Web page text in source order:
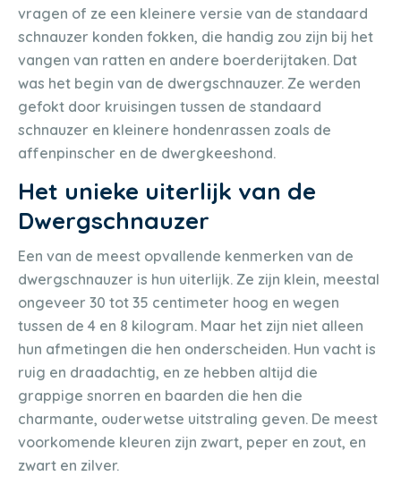
vragen of ze een kleinere versie van de standaard
schnauzer konden fokken, die handig zou zijn bij het
vangen van ratten en andere boerderijtaken. Dat
was het begin van de dwergschnauzer. Ze werden
gefokt door kruisingen tussen de standaard
schnauzer en kleinere hondenrassen zoals de
affenpinscher en de dwergkeeshond.
Het unieke uiterlijk van de
Dwergschnauzer
Een van de meest opvallende kenmerken van de
dwergschnauzer is hun uiterlijk. Ze zijn klein, meestal
ongeveer 30 tot 35 centimeter hoog en wegen
tussen de 4 en 8 kilogram. Maar het zijn niet alleen
hun afmetingen die hen onderscheiden. Hun vacht is
ruig en draadachtig, en ze hebben altijd die
grappige snorren en baarden die hen die
charmante, ouderwetse uitstraling geven. De meest
voorkomende kleuren zijn zwart, peper en zout, en
zwart en zilver.